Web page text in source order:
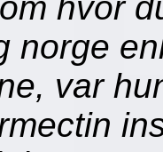
norge
var